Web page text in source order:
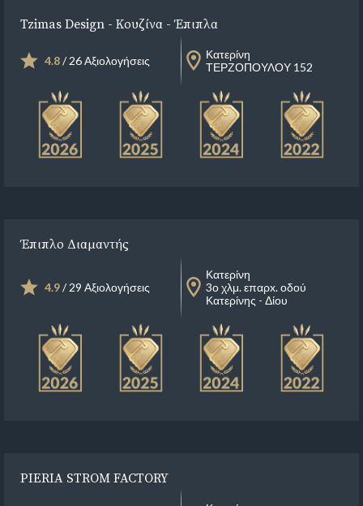
Tzimas Design - Κουζίνα - Έπιπλα
4.8/ 26 Αξιολογήσεις
Κατερίνη
ΤΕΡΖΟΠΟΥΛΟΥ 152
Έπιπλο Διαμαντής
4.9/ 29 Αξιολογήσεις
Κατερίνη
3ο χλμ. επαρx. οδού
Κατερίνης - Δίου
PIERIA STROM FACTORY